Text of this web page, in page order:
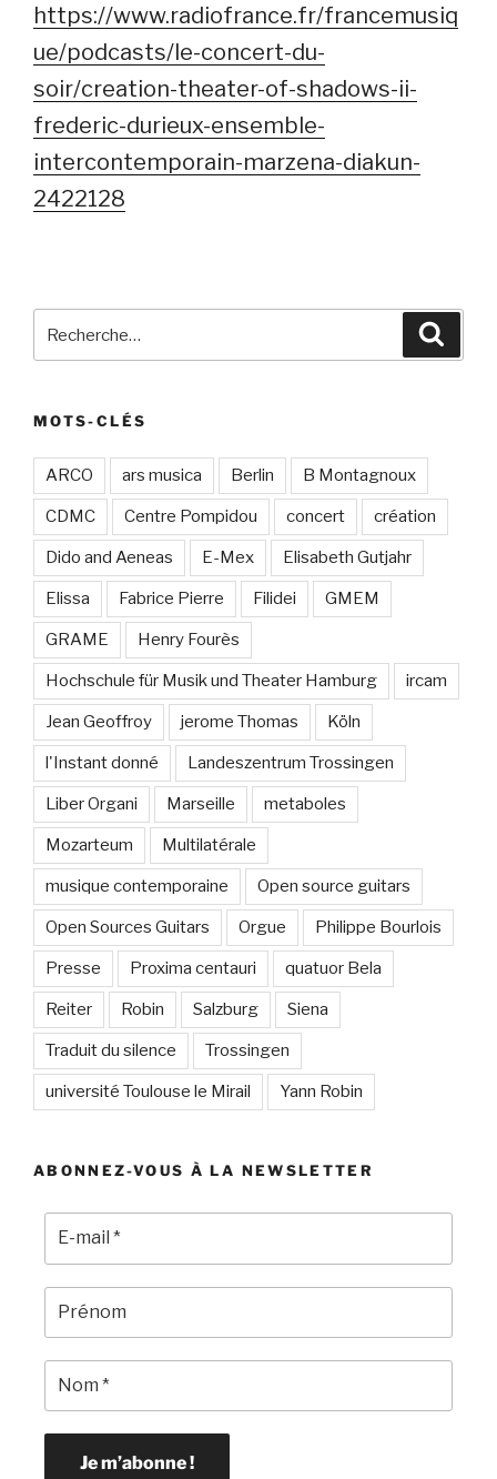
https://www.radiofrance.fr/francemusiq
ue/podcasts/le-concert-du-
soir/creation-theater-of-shadows-ii-
frederic-durieux-ensemble-
intercontemporain-marzena-diakun-
2422128
pour
MOTS-CLÉS
ARCO ars musica Berlin B Montagnoux
CDMC Centre Pompidou concert création
Dido and Aeneas E-Mex Elisabeth Gutjahr
Elissa Fabrice Pierre Filidei GMEM
GRAME Henry Fourès
Hochschule für Musik und Theater Hamburg ircam
Jean Geoffroy jerome Thomas Köln
l'Instant donné Landeszentrum Trossingen
Liber Organi Marseille metaboles
Mozarteum Multilatérale
musique contemporaine Open source guitars
Open Sources Guitars Orgue Philippe Bourlois
Presse Proxima centauri quatuor Bela
Reiter Robin Salzburg Siena
Traduit du silence Trossingen
université Toulouse le Mirail Yann Robin
ABONNEZ-VOUS À LA NEWSLETTER